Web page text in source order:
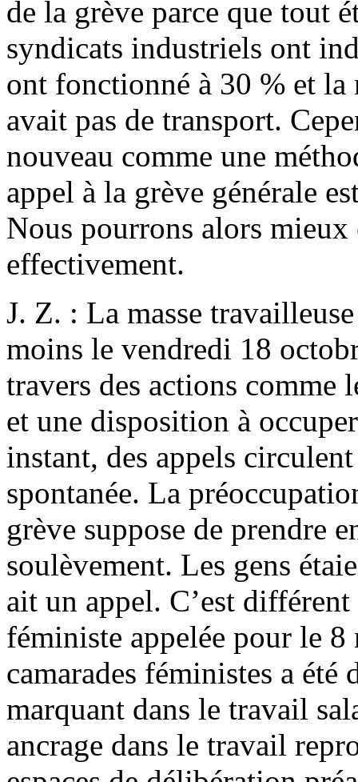
de la grève parce que tout
syndicats industriels ont
ont fonctionné à 30 % et
avait pas de transport.
nouveau comme une
appel à la grève générale
Nous pourrons alors
effectivement.
J. Z. : La masse
moins le vendredi 18
travers des actions comme
et une disposition à
instant, des appels
spontanée. La
grève suppose de prendre
soulèvement. Les gens
ait un appel. C’est
féministe appelée pour le
camarades féministes a été
marquant dans le travail
ancrage dans le travail